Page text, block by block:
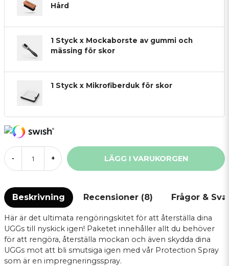
Hård
1 Styck x Mockaborste av gummi och
mässing för skor
1 Styck x Mikrofiberduk för skor
- + LÄGG I VARUKORGEN
Beskrivning Recensioner (8) Frågor &
Här är det ultimata rengöringskitet för att återställa dina
UGGs till nyskick igen! Paketet innehåller allt du behöver
för att rengöra, återställa mockan och även skydda dina
UGGs mot att bli smutsiga igen med vår Protection Spray
som är en impregneringsspray.